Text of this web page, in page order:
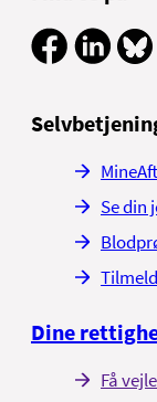
Se din
Dine
Få